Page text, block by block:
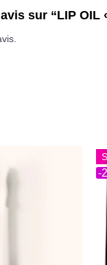
sur “LIP OIL
-